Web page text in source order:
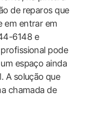
de reparos que
em entrar em⁤
6148 e
pode
espaço ainda
A solução⁤ que
chamada de